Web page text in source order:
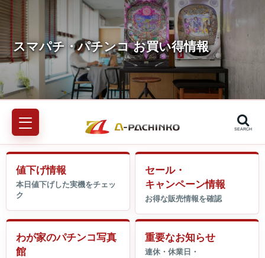
SEARCH
値下げ情報
セール・
キャンペーン情報
わが家のパチンコ写真
館
重要なお知らせ